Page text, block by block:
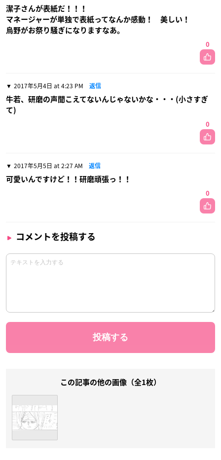
潔子さんが表紙だ！！！
マネージャーが単独で表紙ってなんか感動！ 美しい！
烏野がお祭り騒ぎになりますなあ。
0
2017年5月4日 at 4:23 PM 返信
牛若、研磨の声聞こえてないんじゃないかな・・・(小さすぎ
て)
0
2017年5月5日 at 2:27 AM 返信
可愛いんですけど！！研磨頑張っ！！
0
コメントを投稿する
この記事の他の画像（全1枚）